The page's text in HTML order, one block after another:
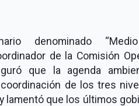
denominado
de la Comisión
que la agenda
de los tres
lamentó que los últimos